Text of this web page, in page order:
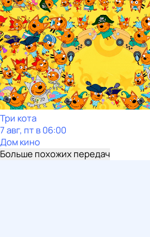
Три кота
7 авг, пт в 06:00
Дом кино
Больше похожих передач